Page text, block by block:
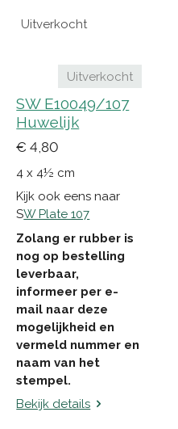
Uitverkocht
Uitverkocht
SW E10049/107
Huwelijk
€ 4,80
4 x 4½ cm
Kijk ook eens naar
SW Plate 107
Zolang er rubber is
nog op bestelling
leverbaar,
informeer per e-
mail naar deze
mogelijkheid en
vermeld nummer en
naam van het
stempel.
Bekijk details